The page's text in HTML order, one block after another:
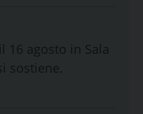
16 agosto in Sala
sostiene.